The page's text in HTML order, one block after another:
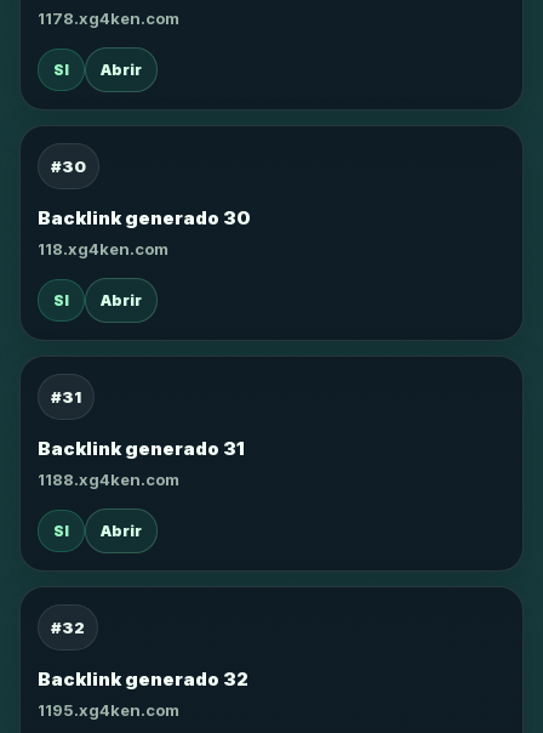
1178.xg4ken.com
SI Abrir
#30
Backlink generado 30
118.xg4ken.com
SI Abrir
#31
Backlink generado 31
1188.xg4ken.com
SI Abrir
#32
Backlink generado 32
1195.xg4ken.com